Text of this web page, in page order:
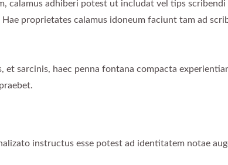
calamus adhiberi potest ut includat vel tips scribendi
proprietates calamus idoneum faciunt tam ad
sarcinis, haec penna fontana compacta
instructus esse potest ad identitatem notae